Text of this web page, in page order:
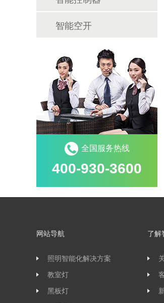
智能空开
全国服务热线
400-930-3600
网站导航
照明智能化解决方案
教室灯
黑板灯
了解